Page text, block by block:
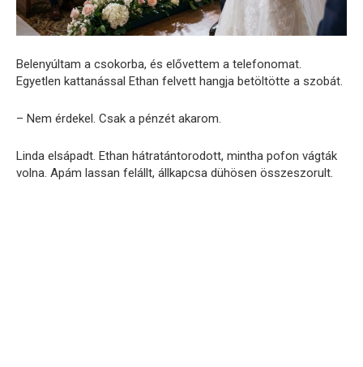
Belenyúltam a csokorba, és elővettem a telefonomat.
Egyetlen kattanással Ethan felvett hangja betöltötte a szobát.
– Nem érdekel. Csak a pénzét akarom.
Linda elsápadt. Ethan hátratántorodott, mintha pofon vágták
volna. Apám lassan felállt, állkapcsa dühösen összeszorult.